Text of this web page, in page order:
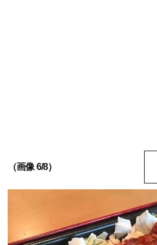
（画像 6/8）